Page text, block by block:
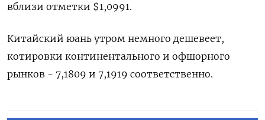
вблизи отметки $1,0991.
Китайский юань утром немного дешевеет,
котировки континентального и офшорного
рынков - 7,1809 и 7,1919 соответственно.